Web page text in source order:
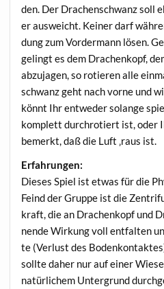
den. Der Dra­chen­schwanz soll
er aus­weicht. Kei­ner darf
dung zum Vor­der­mann lösen.
gelingt es dem Dra­chen­kopf,
abzu­ja­gen, so rotie­ren alle
schwanz geht nach vor­ne und
könnt Ihr ent­we­der solan­ge
kom­plett durch­ro­tiert ist, oder
bemerkt, daß die Luft ‚raus ist.
Erfah­run­gen:
Die­ses Spiel ist etwas für die
Feind der Grup­pe ist die
kraft, die an Dra­chen­kopf und
nen­de Wir­kung voll ent­fal­ten
te (Ver­lust des
soll­te daher nur auf einer
natür­li­chem Unter­grund